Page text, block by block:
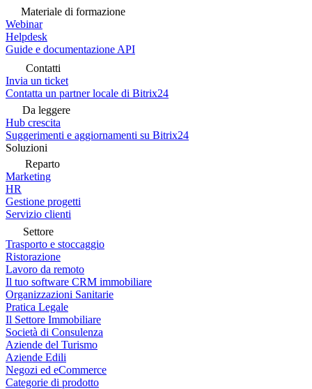
Materiale di formazione
Webinar
Helpdesk
Guide e documentazione API
Contatti
Invia un ticket
Contatta un partner locale di Bitrix24
Da leggere
Hub crescita
Suggerimenti e aggiornamenti su Bitrix24
Soluzioni
Reparto
Marketing
HR
Gestione progetti
Servizio clienti
Settore
Trasporto e stoccaggio
Ristorazione
Lavoro da remoto
Il tuo software CRM immobiliare
Organizzazioni Sanitarie
Pratica Legale
Il Settore Immobiliare
Società di Consulenza
Aziende del Turismo
Aziende Edili
Negozi ed eCommerce
Categorie di prodotto